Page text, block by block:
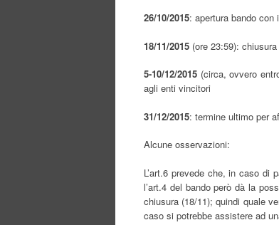
26/10/2015: apertura bando
18/11/2015 (ore 23:59):
5-10/12/2015 (circa, ovvero
agli enti vincitori
31/12/2015: termine ultimo per
Alcune osservazioni:
L’art.6 prevede che, in caso di
l’art.4 del bando però dà la
chiusura (18/11); quindi quale
caso si potrebbe assistere ad